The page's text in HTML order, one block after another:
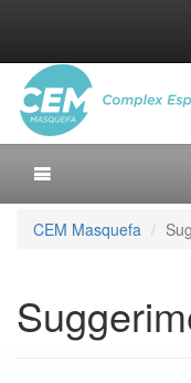
CEM Masquefa